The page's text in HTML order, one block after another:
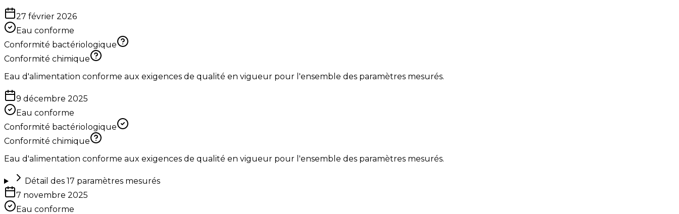
27 février 2026
Eau conforme
Conformité bactériologique
Conformité chimique
Eau d'alimentation conforme aux exigences de qualité en vigueur pour l'ensemble des paramètres mesurés.
9 décembre 2025
Eau conforme
Conformité bactériologique
Conformité chimique
Eau d'alimentation conforme aux exigences de qualité en vigueur pour l'ensemble des paramètres mesurés.
Détail des 17 paramètres mesurés
7 novembre 2025
Eau conforme